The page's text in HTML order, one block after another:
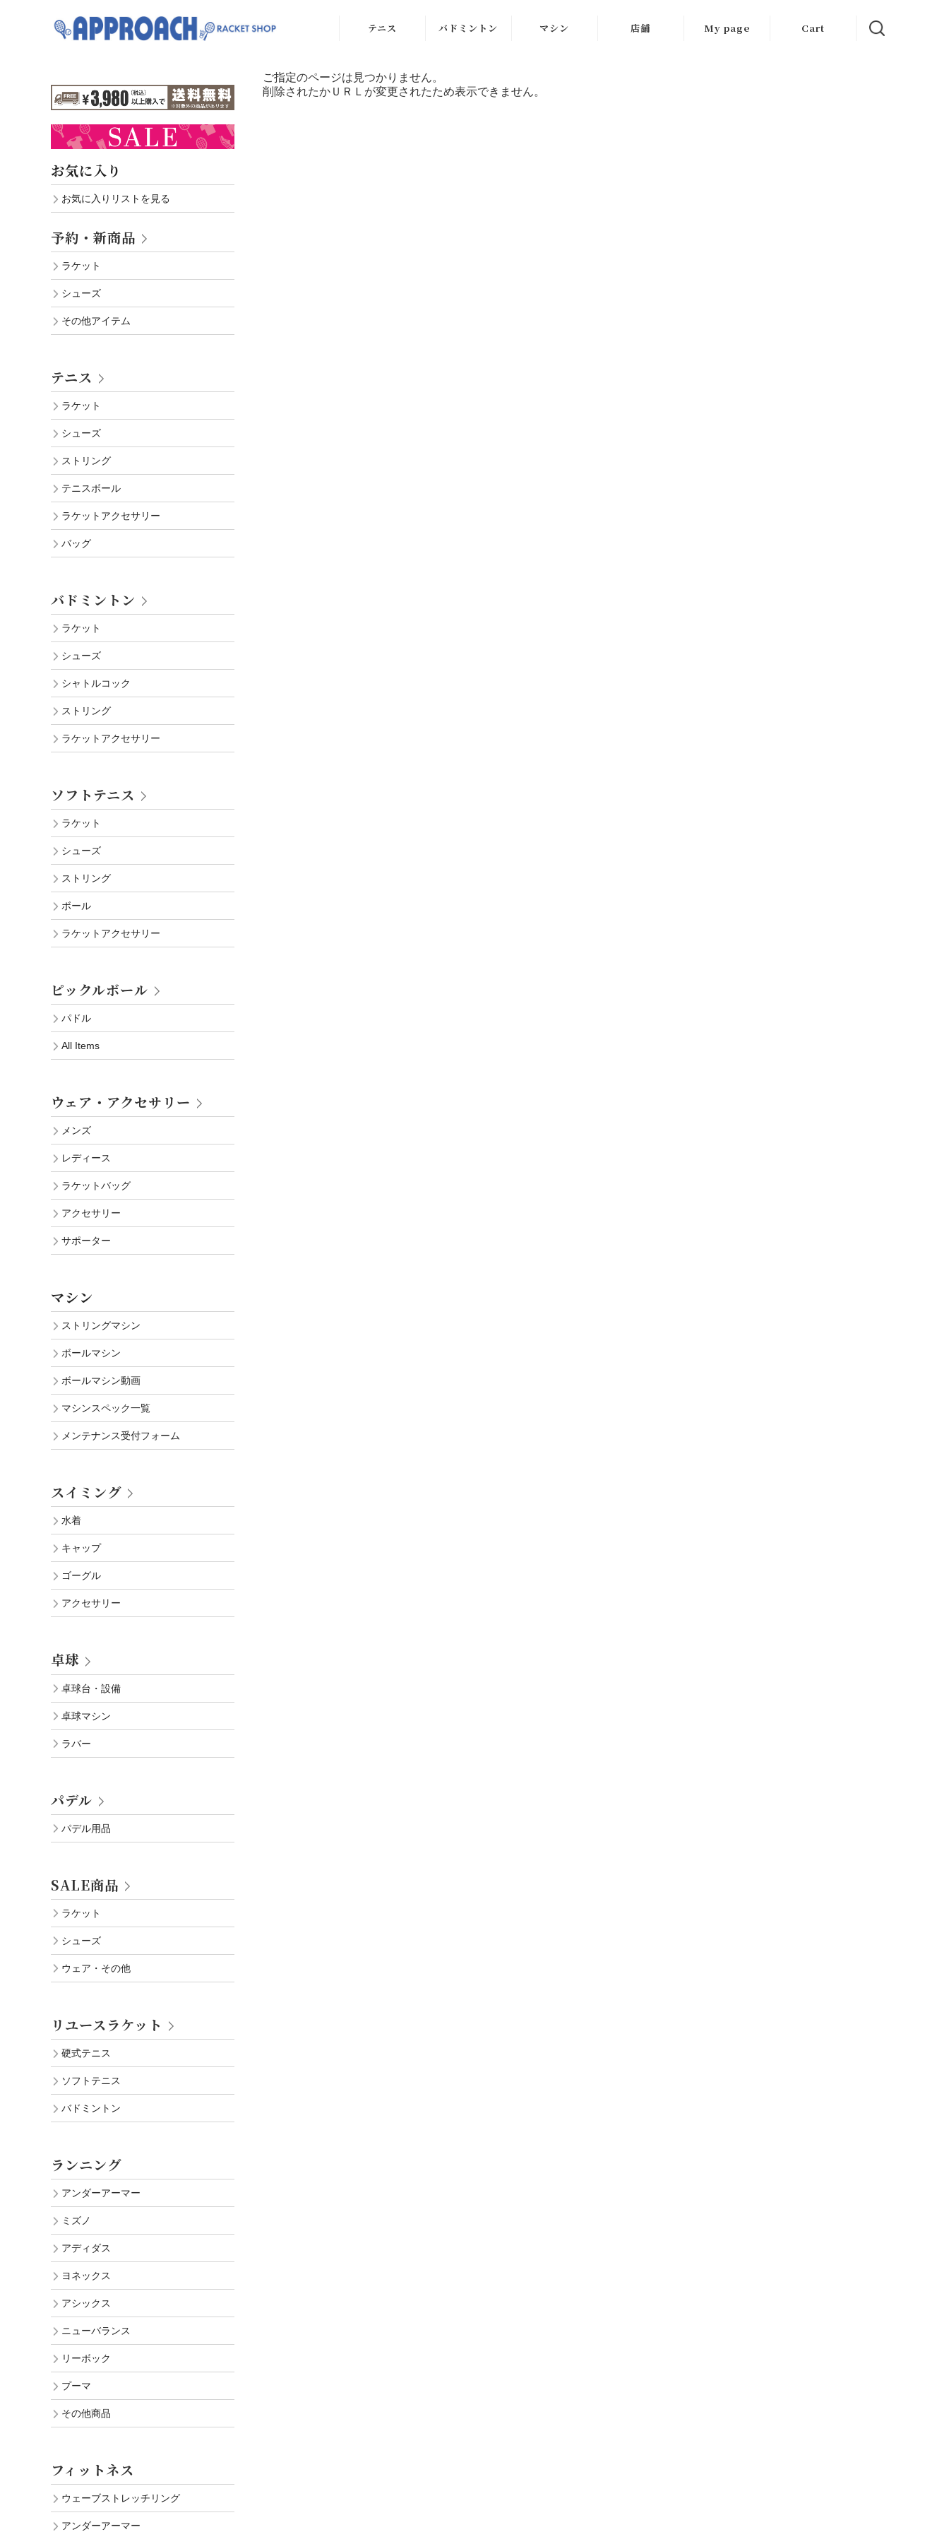
テニス
シューズ
バドミントン
シューズ
マシン
ボールマシン
店舗 My page Cart
ご指定のページは見つかりません。
削除されたかＵＲＬが変更されたため表示できません。
お気に入り
お気に入りリストを見る
予約・新商品
ラケット
シューズ
その他アイテム
テニス
ラケット
シューズ
ストリング
テニスボール
ラケットアクセサリー
バッグ
バドミントン
ラケット
シューズ
シャトルコック
ストリング
ラケットアクセサリー
ソフトテニス
ラケット
シューズ
ストリング
ボール
ラケットアクセサリー
ピックルボール
パドル
All Items
ウェア・アクセサリー
メンズ
レディース
ラケットバッグ
アクセサリー
サポーター
マシン
ストリングマシン
ボールマシン
ボールマシン動画
マシンスペック一覧
メンテナンス受付フォーム
スイミング
水着
キャップ
ゴーグル
アクセサリー
卓球
卓球台・設備
卓球マシン
ラバー
パデル
パデル用品
SALE商品
ラケット
シューズ
ウェア・その他
リユースラケット
硬式テニス
ソフトテニス
バドミントン
ランニング
アンダーアーマー
ミズノ
アディダス
ヨネックス
アシックス
ニューバランス
リーボック
プーマ
その他商品
フィットネス
ウェーブストレッチリング
アンダーアーマー